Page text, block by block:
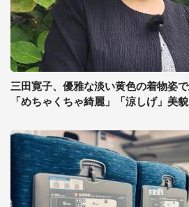
三田寛子、優雅な淡い黄色の着物姿
「めちゃくちゃ綺麗」「涼しげ」美